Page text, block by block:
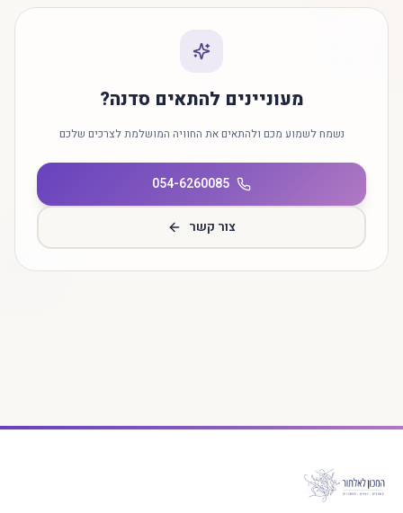
מעוניינים להתאים סדנה?
נשמח לשמוע מכם ולהתאים את החוויה המושלמת לצרכים שלכם
054-6260085
צור קשר